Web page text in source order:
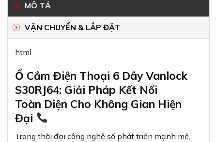
MÔ TẢ
VẬN CHUYỂN & LẮP ĐẶT
html
Ổ Cắm Điện Thoại 6 Dây Vanlock
S30RJ64: Giải Pháp Kết Nối
Toàn Diện Cho Không Gian Hiện
Đại
Trong thời đại công nghệ số phát triển mạnh mẽ,